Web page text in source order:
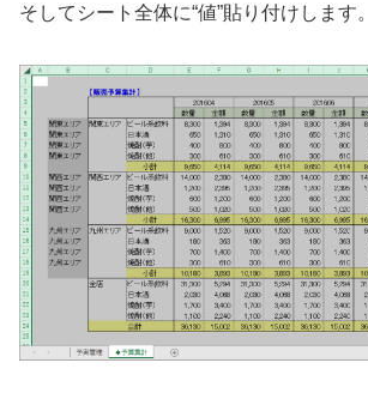
そしてシート全体に“値”貼り付けします。